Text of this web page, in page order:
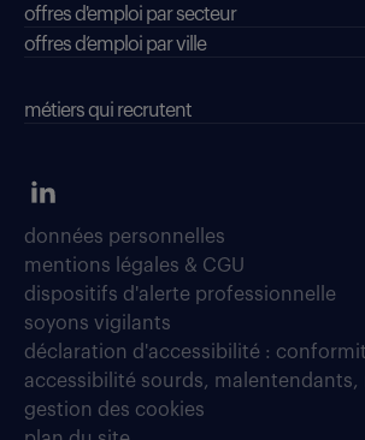
offres d'emploi par secteur
offres d’emploi par ville
métiers qui recrutent
données personnelles
mentions légales & CGU
dispositifs d'alerte professionnelle
soyons vigilants
déclaration d'accessibilité :
accessibilité sourds, malentendants,
gestion des cookies